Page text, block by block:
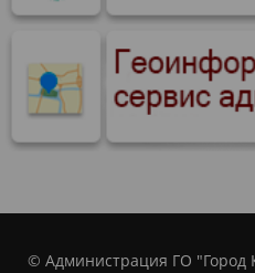
© Администрация ГО "Город